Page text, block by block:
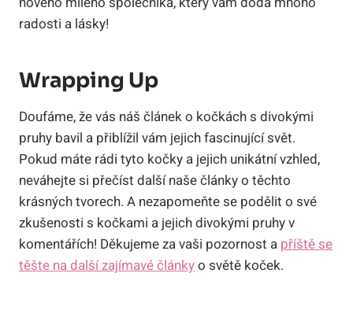
radosti a lásky!
Wrapping Up
Doufáme, že vás náš článek o kočkách s divokými
pruhy bavil a přiblížil vám jejich fascinující svět.
Pokud máte rádi tyto kočky a jejich unikátní vzhled,
neváhejte si přečíst další naše články o těchto
krásných tvorech. A nezapomeňte se podělit o své
zkušenosti s kočkami a jejich divokými pruhy v
komentářích! Děkujeme za vaši pozornost a příště se
těšte na další zajímavé článkyo světě koček.